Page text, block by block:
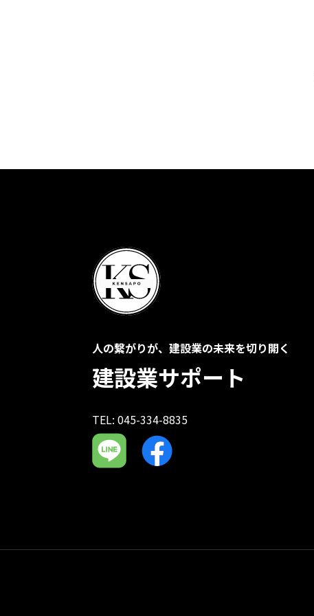
人の繋がりが、建設業の未来を切り開く
建設業サポート
TEL: 045-334-8835